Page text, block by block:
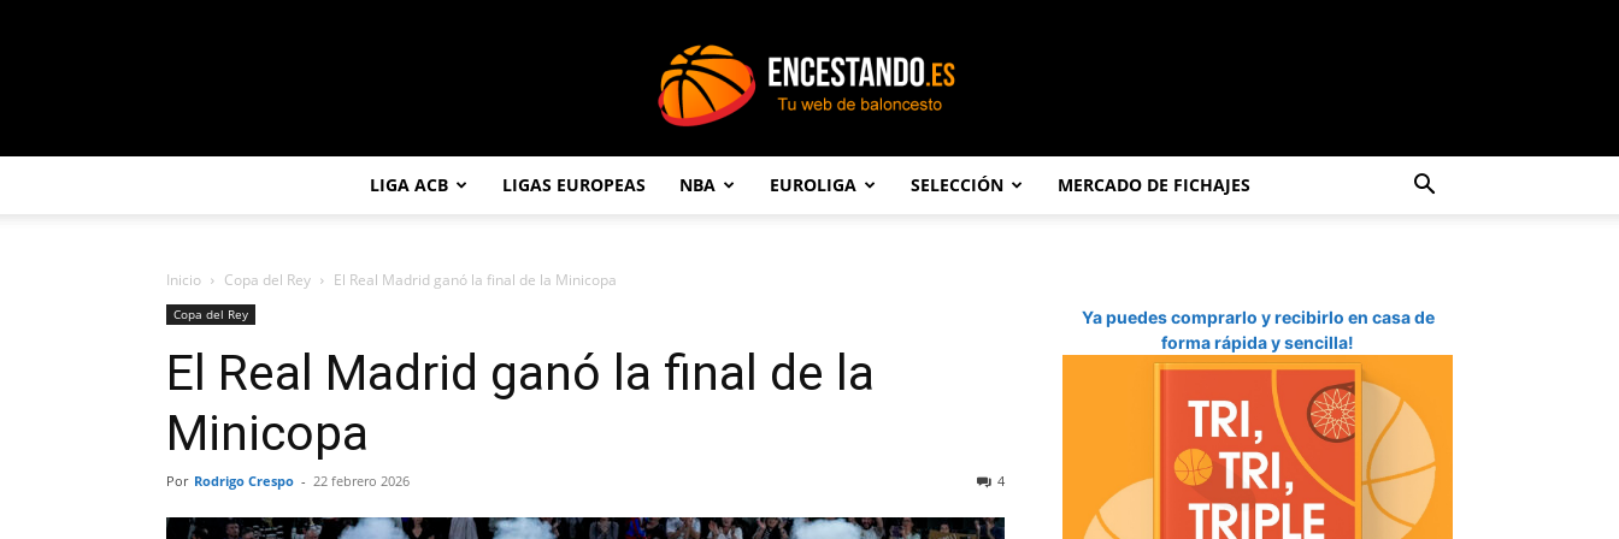
LIGA ACB LIGAS EUROPEAS NBA EUROLIGA SELECCIÓN MERCADO DE FICHAJES
Inicio Copa del Rey El Real Madrid ganó la final de la Minicopa
Copa del Rey
El Real Madrid ganó la final de la
Minicopa
Por Rodrigo Crespo - 22 febrero 2026 4
Ya puedes comprarlo y recibirlo en casa de
forma rápida y sencilla!